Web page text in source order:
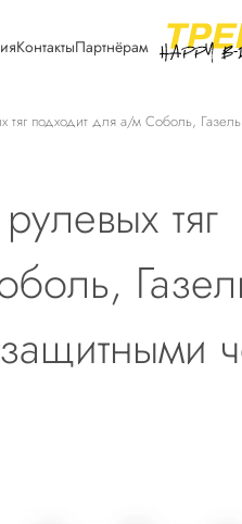
КонтактыПартнёрам
тяг подходит для а/м Соболь,
тяг